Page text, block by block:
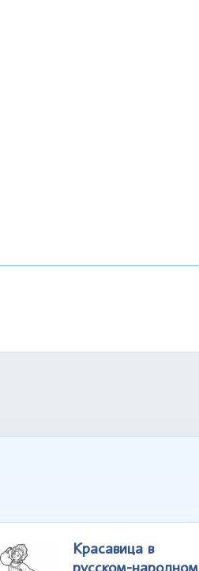
Красавица в